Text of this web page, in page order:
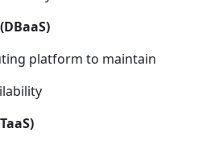
platform to maintain